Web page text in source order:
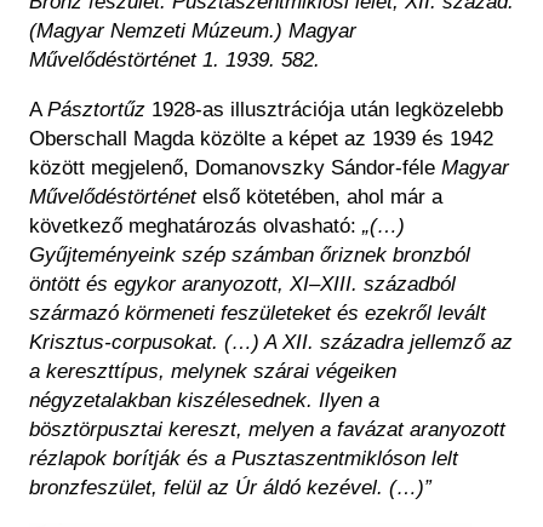
(Magyar Nemzeti Múzeum.) Magyar
Művelődéstörténet 1. 1939. 582.
APásztortűz 1928-as illusztrációja után legközelebb
Oberschall Magda közölte a képet az 1939 és 1942
között megjelenő, Domanovszky Sándor-féle Magyar
Művelődéstörténetelső kötetében, ahol már a
következő meghatározás olvasható: „(…)
Gyűjteményeink szép számban őriznek bronzból
öntött és egykor aranyozott, XI–XIII. századból
származó körmeneti feszületeket és ezekről levált
Krisztus-corpusokat. (…) A XII. századra jellemző az
a kereszttípus, melynek szárai végeiken
négyzetalakban kiszélesednek. Ilyen a
bösztörpusztai kereszt, melyen a favázat aranyozott
rézlapok borítják és a Pusztaszentmiklóson lelt
bronzfeszület, felül az Úr áldó kezével. (…)”